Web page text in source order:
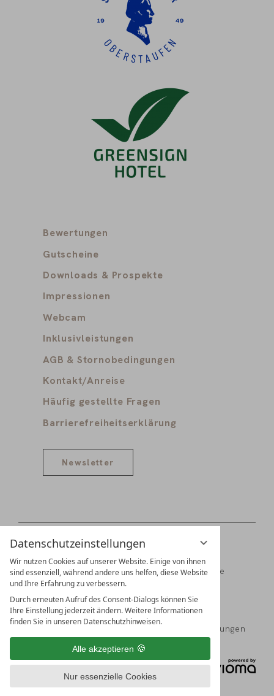
Datenschutzeinstellungen
Wir nutzen Cookies auf unserer Website. Einige von ihnen
sind essenziell, während andere uns helfen, diese Website
und Ihre Erfahrung zu verbessern.
Durch erneuten Aufruf des Consent-Dialogs können Sie
Ihre Einstellung jederzeit ändern. Weitere Informationen
finden Sie in unseren Datenschutzhinweisen.
Alle akzeptieren
Nur essenzielle Cookies
Bewertungen
Gutscheine
Downloads & Prospekte
Impressionen
Webcam
Inklusivleistungen
AGB & Stornobedingungen
Kontakt/Anreise
Häufig gestellte Fragen
Barrierefreiheitserklärung
Newsletter
Digitale GästemappeJobsPartnerPresse
Familien Schädler & Burkhart
Datenschutzeinstellungen